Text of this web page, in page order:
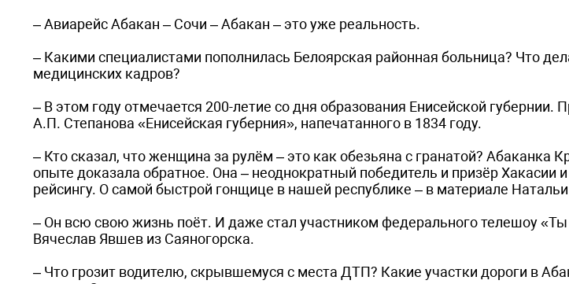
– Авиарейс Абакан – Сочи – Абакан – это уже реальность.
– Какими специалистами пополнилась Белоярская районная больница? Что
медицинских кадров?
– В этом году отмечается 200-летие со дня образования Енисейской
А.П. Степанова «Енисейская губерния», напечатанного в 1834 году.
– Кто сказал, что женщина за рулём – это как обезьяна с гранатой? Абаканка
опыте доказала обратное. Она – неоднократный победитель и призёр Хакасии
рейсингу. О самой быстрой гонщице в нашей республике – в материале
– Он всю свою жизнь поёт. И даже стал участником федерального телешоу «Ты
Вячеслав Явшев из Саяногорска.
– Что грозит водителю, скрывшемуся с места ДТП? Какие участки дороги в